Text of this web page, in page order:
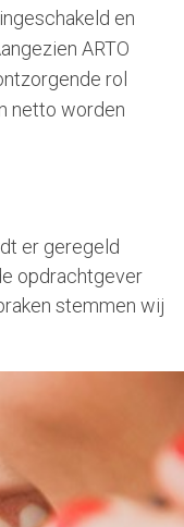
en
ARTO
rol
netto worden
er geregeld
opdrachtgever
stemmen wij